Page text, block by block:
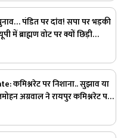
पंडित पर दांव! सपा पर भड़की
में ब्राह्मण वोट पर क्यों छिड़ी
कमिश्नरेट पर निशाना.. सुझाव या
अग्रवाल ने रायपुर कमिश्नरेट पर
सिस्टम में सुधार की है जरूरत